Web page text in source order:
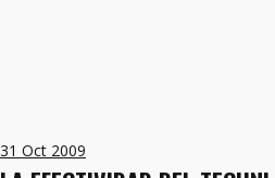
31 Oct 2009